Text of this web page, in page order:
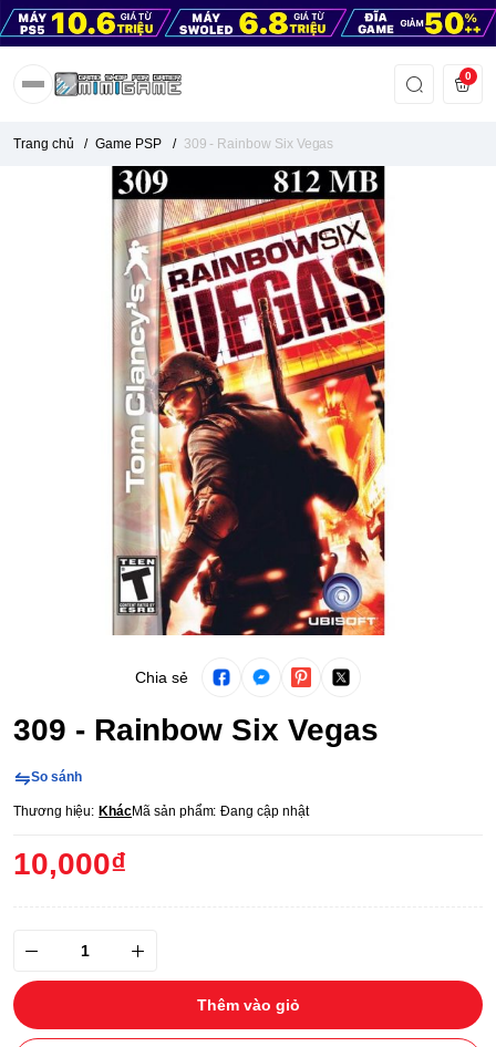
0
Trang chủ / Game PSP / 309 - Rainbow Six Vegas
Chia sẻ
309 - Rainbow Six Vegas
So sánh
Thương hiệu: KhácMã sản phẩm: Đang cập nhật
10,000₫
Thêm vào giỏ